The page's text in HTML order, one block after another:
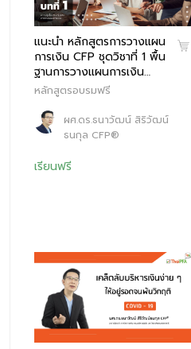
แนะนำ หลักสูตรการวางแผน
การเงิน CFP ชุดวิชาที่ 1 พื้น
ฐานการวางแผนการเงิน…
หลักสูตรอบรมฟรี
ผศ.ดร.ธนาวัฒน์ สิริวัฒน์
ธนกุล CFP®
เรียนฟรี